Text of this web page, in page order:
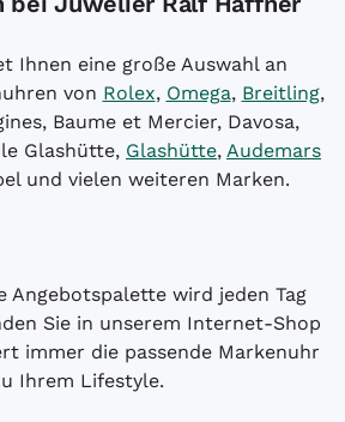
Ihnen eine große Auswahl an
von Rolex, Omega, Breitling,
Baume et Mercier, Davosa,
Glashütte, Glashütte, Audemars
und vielen weiteren Marken.
Angebotspalette wird jeden Tag
Sie in unserem Internet-Shop
immer die passende Markenuhr
Ihrem Lifestyle.